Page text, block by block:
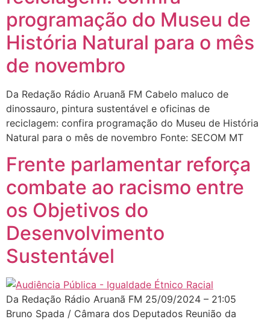
programação do Museu de
História Natural para o mês
de novembro
Da Redação Rádio Aruanã FM Cabelo maluco de
dinossauro, pintura sustentável e oficinas de
reciclagem: confira programação do Museu de História
Natural para o mês de novembro Fonte: SECOM MT
Frente parlamentar reforça
combate ao racismo entre
os Objetivos do
Desenvolvimento
Sustentável
Da Redação Rádio Aruanã FM 25/09/2024 – 21:05
Bruno Spada / Câmara dos Deputados Reunião da